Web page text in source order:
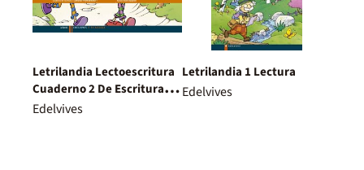
Letrilandia Lectoescritura
Cuaderno 2 De Escritura
(Pauta Montessori)
Edelvives
Letrilandia 1 Lectura
Edelvives